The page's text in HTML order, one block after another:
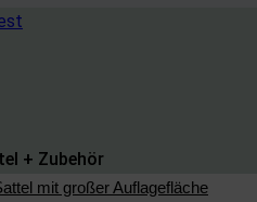
+ Zubehör
mit großer Auflagefläche